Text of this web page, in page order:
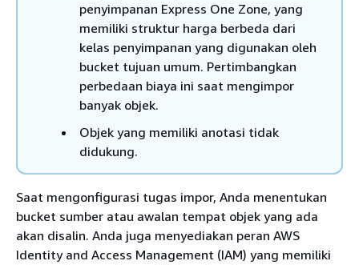
penyimpanan Express One Zone, yang
memiliki struktur harga berbeda dari
kelas penyimpanan yang digunakan oleh
bucket tujuan umum. Pertimbangkan
perbedaan biaya ini saat mengimpor
banyak objek.
Objek yang memiliki anotasi tidak
didukung.
Saat mengonfigurasi tugas impor, Anda menentukan
bucket sumber atau awalan tempat objek yang ada
akan disalin. Anda juga menyediakan peran AWS
Identity and Access Management (IAM) yang memiliki